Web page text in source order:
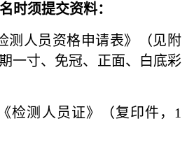
时须提交资料：
测人员资格申请表》（见附
一寸、免冠、正面、白底彩
检测人员证》（复印件，1